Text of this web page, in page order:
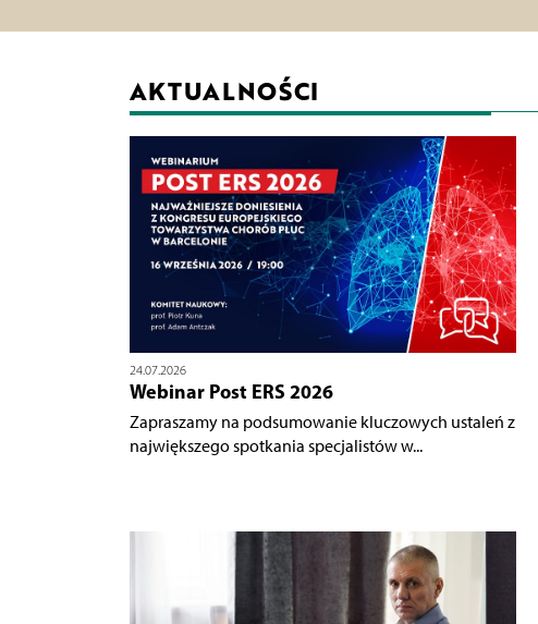
AKTUALNOŚCI
24.07.2026
Webinar Post ERS 2026
Zapraszamy na podsumowanie kluczowych ustaleń z
największego spotkania specjalistów w...